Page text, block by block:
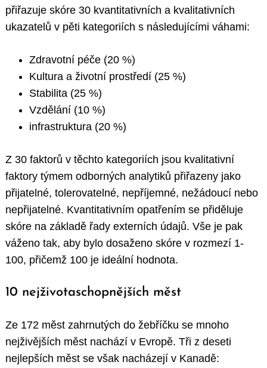
přiřazuje skóre 30 kvantitativních a kvalitativních
ukazatelů v pěti kategoriích s následujícími váhami:
Zdravotní péče (20 %)
Kultura a životní prostředí (25 %)
Stabilita (25 %)
Vzdělání (10 %)
infrastruktura (20 %)
Z 30 faktorů v těchto kategoriích jsou kvalitativní
faktory týmem odborných analytiků přiřazeny jako
přijatelné, tolerovatelné, nepříjemné, nežádoucí nebo
nepřijatelné. Kvantitativním opatřením se přiděluje
skóre na základě řady externích údajů. Vše je pak
váženo tak, aby bylo dosaženo skóre v rozmezí 1-
100, přičemž 100 je ideální hodnota.
10 nejživotaschopnějších měst
Ze 172 měst zahrnutých do žebříčku se mnoho
nejživějších měst nachází v Evropě. Tři z deseti
nejlepších měst se však nacházejí v Kanadě: